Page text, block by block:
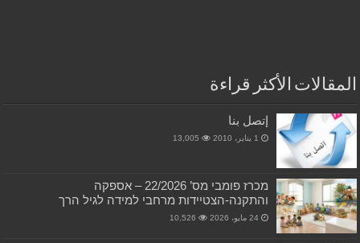
المقالات الأكثر قراءة
إتصل بنا
1 يناير، 2010 13,005
מכרז פומבי מס’ 22/2026 – אספקה
והתקנה-הצטיידות מרחבי למידה לגיל הרך
24 مايو، 2026 10,526